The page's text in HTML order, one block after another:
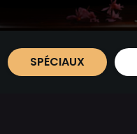
SPÉCIAUX